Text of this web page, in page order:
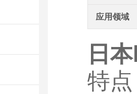
应用领域
日
特点